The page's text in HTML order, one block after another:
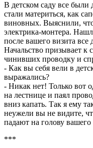
В детском саду все были
стали материться, как
виновных. Выяснили, что
электрика-монтера.
после вашего визита все
Hачальство призывает к
чинивших проводку и
- Как вы себя вели в
выражались?
- Hикак нет! Только вот
на лестнице и паял
вниз капать. Так я ему
неужели вы не видите,
падают на голову
***